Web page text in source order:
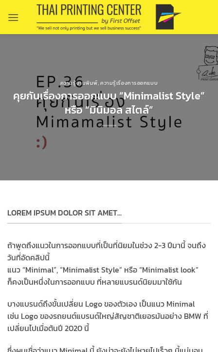
ความรู้งานพิมพ์,ความรู้เรื่องการออกแบบ
คุยกันเรื่องการออกแบบ “Minimalist Style”
หรือ “มินิมอล สไตล์”
LOREM IPSUM DOLOR SIT AMET...
ถ้าพูดถึงแนวในการออกแบบที่เป็นที่นิยมในช่วง 2-3 ปีมานี้ จนถึง
วันที่อัดคลิปนี้
แนว “Minimal”, “Minimalist Style” หรือ “Minimalist look”
ก็คงเป็นหนึ่งในการออกแบบ ที่หลายแบรนด์นิยมมาใช้กัน
บางแบรนด์ถึงขั้นเปลี่ยน Logo ของตัวเอง เป็นแนว Minimal
เช่น Logo ของรถยนต์แบรนด์ใหญ่สัญชาติเยอรมันอย่าง BMW ที่
เปลี่ยนไปเมื่อต้นปี 2020 นี้